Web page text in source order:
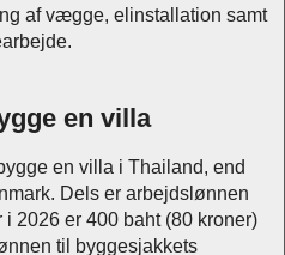
af vægge, elinstallation samt
en villa
en villa i Thailand, end
Dels er arbejdslønnen
2026 er 400 baht (80 kroner)
til byggesjakkets